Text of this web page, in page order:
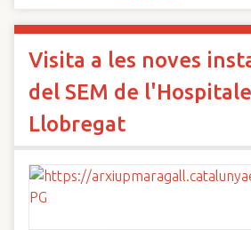
Visita a les noves
del SEM de
Llobregat